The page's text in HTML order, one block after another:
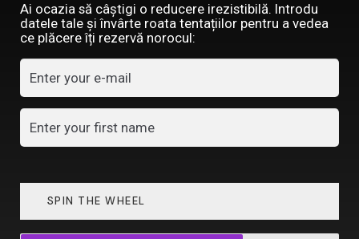
Afișez singurul rezultat
Filtre
Ai ocazia să câștigi o reducere irezistibilă. Introdu
datele tale și învârte roata tentațiilor pentru a vedea
ce plăcere îți rezervă norocul:
SPIN THE WHEEL